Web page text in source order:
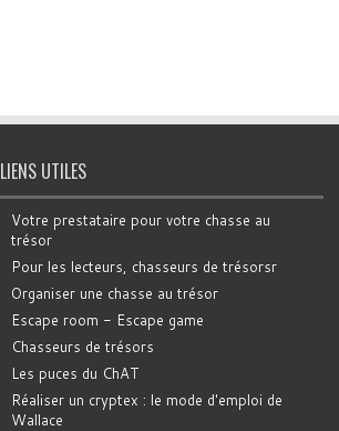
LIENS UTILES
Votre prestataire pour votre chasse au
trésor
Pour les lecteurs, chasseurs de trésorsr
Organiser une chasse au trésor
Escape room - Escape game
Chasseurs de trésors
Les puces du ChAT
Réaliser un cryptex : le mode d'emploi de
Wallace